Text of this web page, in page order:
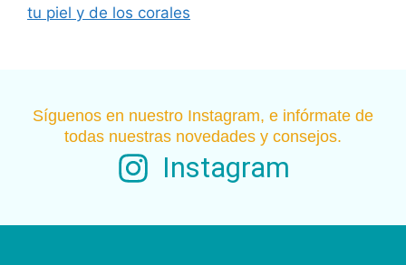
tu piel y de los corales
Síguenos en nuestro Instagram, e infórmate de
todas nuestras novedades y consejos.
Instagram